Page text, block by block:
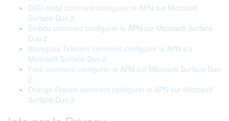
DIGI mobil comment configurer le APN sur Microsoft
Surface Duo 2
Embou comment configurer le APN sur Microsoft Surface
Duo 2
Bouygues Telecom comment configurer le APN sur
Microsoft Surface Duo 2
Free comment configurer le APN sur Microsoft Surface Duo
2
Orange France comment configurer le APN sur Microsoft
Surface Duo 2